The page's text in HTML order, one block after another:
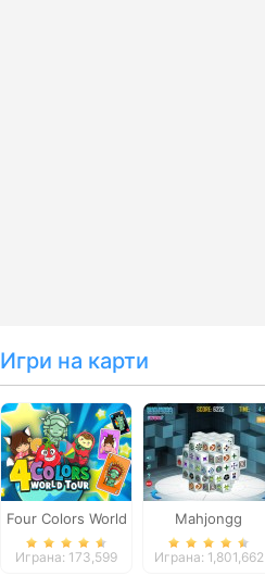
Игри на карти
Four Colors World
Tour
Играна: 173,599
Mahjongg
Dimensions
Играна: 1,801,662